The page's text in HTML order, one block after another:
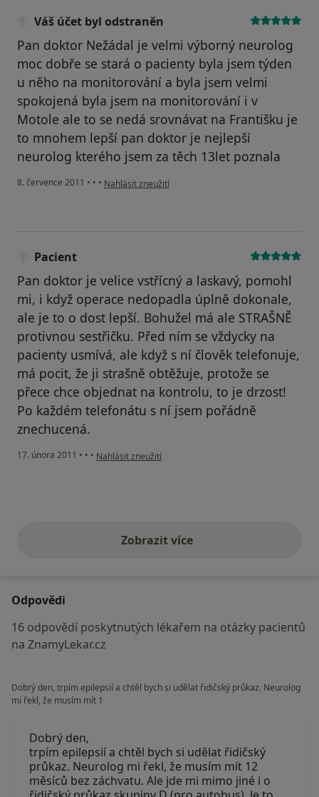
Váš účet byl odstraněn
Pan doktor Nežádal je velmi výborný neurolog
moc dobře se stará o pacienty byla jsem týden
u něho na monitorování a byla jsem velmi
spokojená byla jsem na monitorování i v
Motole ale to se nedá srovnávat na Františku je
to mnohem lepší pan doktor je nejlepší
neurolog kterého jsem za těch 13let poznala
8. července 2011 • • • podle názoru uživatele Váš účet byl odstraněn
Nahlásit zneužití
Pacient
Pan doktor je velice vstřícný a laskavý, pomohl
mi, i když operace nedopadla úplně dokonale,
ale je to o dost lepší. Bohužel má ale STRAŠNĚ
protivnou sestřičku. Před ním se vždycky na
pacienty usmívá, ale když s ní člověk telefonuje,
má pocit, že ji strašně obtěžuje, protože se
přece chce objednat na kontrolu, to je drzost!
Po každém telefonátu s ní jsem pořádně
znechucená.
17. února 2011 • • • podle názoru uživatele Pacient
Nahlásit zneužití
Zobrazit vícevýše uvedené názory
Odpovědi
16 odpovědí poskytnutých lékařem na otázky pacientů
na ZnamyLekar.cz
Dobrý den, trpím epilepsií a chtěl bych si udělat řidičský průkaz. Neurolog
mi řekl, že musím mít 1
Dobrý den,
trpím epilepsií a chtěl bych si udělat řidičský
průkaz. Neurolog mi řekl, že musím mít 12
měsíců bez záchvatu. Ale jde mi mimo jiné i o